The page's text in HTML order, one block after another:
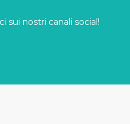
sui nostri canali social!